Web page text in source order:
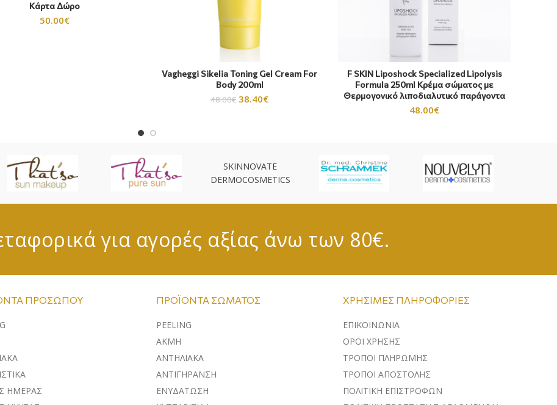
Κάρτα Δώρο
50.00€
Vagheggi Sikelia Toning Gel Cream For
Body 200ml
48.00€ 38.40€
F SKIN Liposhock Specialized Lipolysis
Formula 250ml Κρέμα σώματος με
Θερμογονικό λιποδιαλυτικό παράγοντα
48.00€
SKINNOVATE
DERMOCOSMETICS
για αγορές αξίας άνω των 80€.
ΠΡΟΣΏΠΟΥ
ΗΜΕΡΑΣ
ΠΡΟΪΌΝΤΑ ΣΏΜΑΤΟΣ
PEELING
ΑΚΜΗ
ΑΝΤΗΛΙΑΚΑ
ΑΝΤΙΓΗΡΑΝΣΗ
ΕΝΥΔΑΤΩΣΗ
ΧΡΉΣΙΜΕΣ ΠΛΗΡΟΦΟΡΊΕΣ
ΕΠΙΚΟΙΝΩΝΊΑ
ΌΡΟΙ ΧΡΉΣΗΣ
ΤΡΌΠΟΙ ΠΛΗΡΩΜΉΣ
ΤΡΌΠΟΙ ΑΠΟΣΤΟΛΉΣ
ΠΟΛΙΤΙΚΉ ΕΠΙΣΤΡΟΦΏΝ